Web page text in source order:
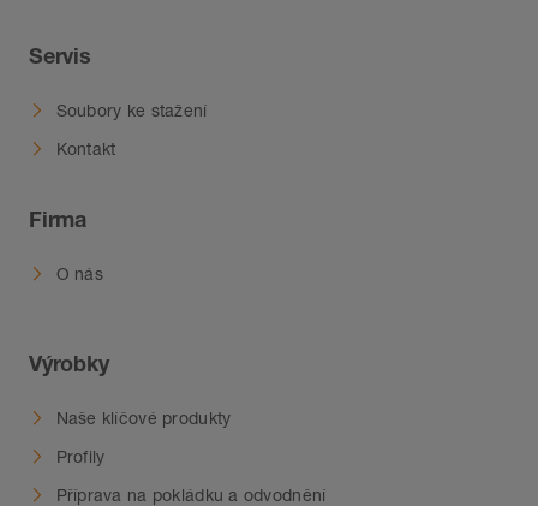
Servis
Soubory ke stažení
Kontakt
Firma
O nás
Výrobky
Naše klíčové produkty
Profily
Příprava na pokládku a odvodnění